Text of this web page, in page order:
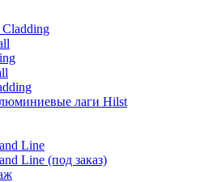
лаги Hilst
Line
Line (под заказ)